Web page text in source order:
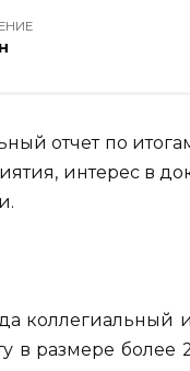
отчет по итогам
интерес в
в размере более